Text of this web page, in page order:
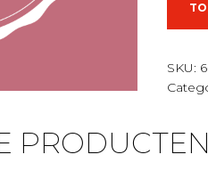
SKU:
PRODUCTEN